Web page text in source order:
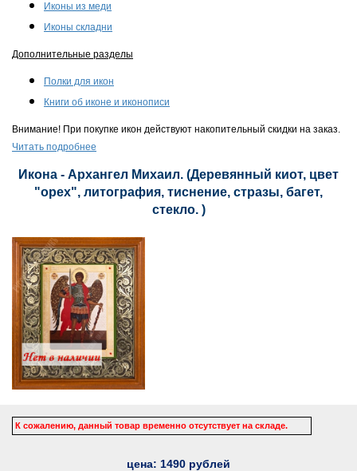
Иконы из меди
Иконы складни
Дополнительные разделы
Полки для икон
Книги об иконе и иконописи
Внимание! При покупке икон действуют накопительный скидки на заказ.
Читать подробнее
Икона - Архангел Михаил. (Деревянный киот, цвет
"орех", литография, тиснение, стразы, багет,
стекло. )
К сожалению, данный товар временно отсутствует на складе.
цена: 1490 рублей